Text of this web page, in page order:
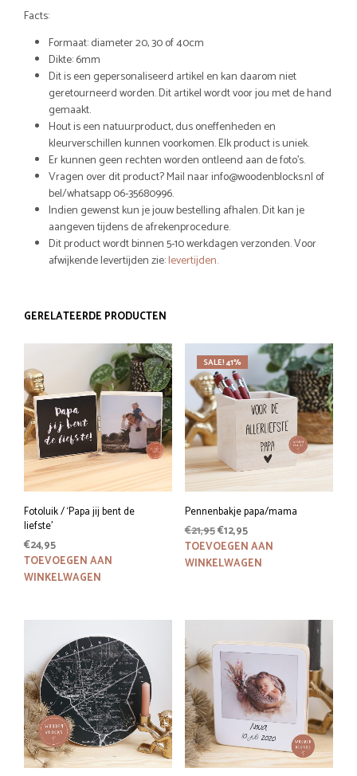
Facts:
Formaat: diameter 20, 30 of 40cm
Dikte: 6mm
Dit is een gepersonaliseerd artikel en kan daarom niet
geretourneerd worden. Dit artikel wordt voor jou met de hand
gemaakt.
Hout is een natuurproduct, dus oneffenheden en
kleurverschillen kunnen voorkomen. Elk product is uniek.
Er kunnen geen rechten worden ontleend aan de foto’s.
Vragen over dit product? Mail naar info@woodenblocks.nl of
bel/whatsapp 06-35680996.
Indien gewenst kun je jouw bestelling afhalen. Dit kan je
aangeven tijdens de afrekenprocedure.
Dit product wordt binnen 5-10 werkdagen verzonden. Voor
afwijkende levertijden zie:levertijden.
GERELATEERDE PRODUCTEN
Fotoluik / ‘Papa jij bent de
liefste’
€24,95
TOEVOEGEN AAN
WINKELWAGEN
SALE! 41%
Pennenbakje papa/mama
€21,95Oorspronkelijke
prijs
was:
€12,95Huidige
prijs
is:
TOEVOEGEN AAN
WINKELWAGEN